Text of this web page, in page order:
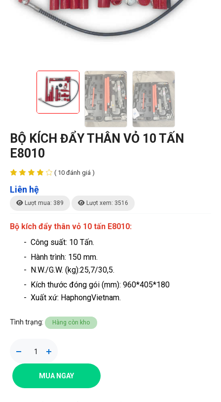
BỘ KÍCH ĐẨY THÂN VỎ 10 TẤN
E8010
( 10 đánh giá )
Liên hệ
Lượt mua: 389 Lượt xem: 3516
Bộ kích đẩy thân vỏ 10 tấn E8010:
- Công suất: 10 Tấn.
- Hành trình: 150 mm.
- N.W./G.W. (kg):25,7/30,5.
- Kích thước đóng gói (mm): 960*405*180
- Xuất xứ: HaphongVietnam.
Tình trạng: Hàng còn kho
MUA NGAY